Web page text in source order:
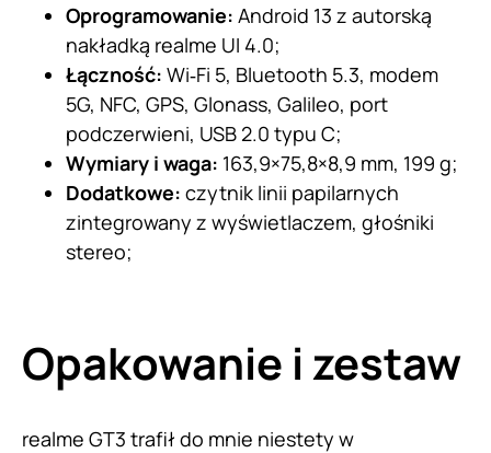
Oprogramowanie: Android 13 z autorską
nakładką realme UI 4.0;
Łączność: Wi‑Fi 5, Bluetooth 5.3, modem
5G, NFC, GPS, Glonass, Galileo, port
podczerwieni, USB 2.0 typu C;
Wymiary i waga: 163,9×75,8×8,9 mm, 199 g;
Dodatkowe: czytnik linii papilarnych
zintegrowany z wyświetlaczem, głośniki
stereo;
Opakowanie i zestaw
realme GT3 trafił do mnie niestety w